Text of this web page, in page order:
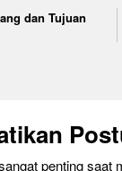
dan Tujuan
penting saat